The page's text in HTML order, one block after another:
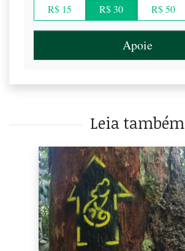
R$ 15 R$ 30 R$ 50
Apoie
Leia também